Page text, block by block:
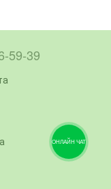
59-39
ОНЛАЙН ЧАТ